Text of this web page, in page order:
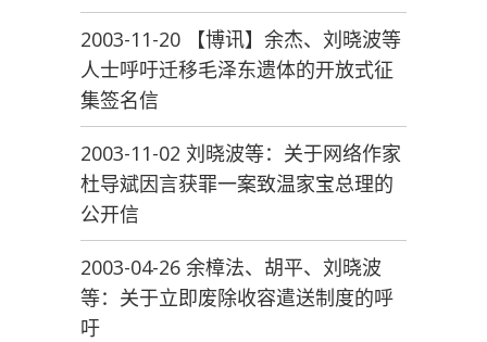
2003-11-20 【博讯】余杰、刘晓波等
人士呼吁迁移毛泽东遗体的开放式征
集签名信
2003-11-02 刘晓波等：关于网络作家
杜导斌因言获罪一案致温家宝总理的
公开信
2003-04-26 余樟法、胡平、刘晓波
等：关于立即废除收容遣送制度的呼
吁